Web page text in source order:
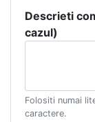
Descrieti
cazul)
Folositi numai
caractere.